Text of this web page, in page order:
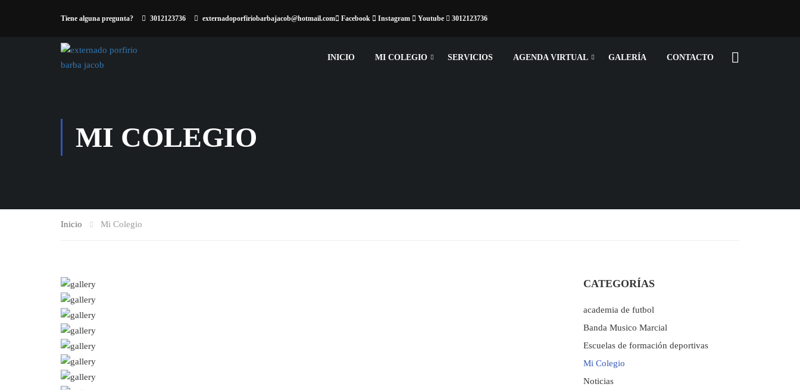
Tiene alguna pregunta? 3012123736 externadoporfiriobarbajacob@hotmail.com Facebook Instagram Youtube 3012123736
INICIO MI COLEGIO SERVICIOS AGENDA VIRTUAL GALERÍA CONTACTO
MI COLEGIO
Inicio Mi Colegio
CATEGORÍAS
academia de futbol
Banda Musico Marcial
Escuelas de formación deportivas
Mi Colegio
Noticias